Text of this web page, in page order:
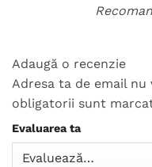
Adaugă o recenzie
Adresa ta de email
obligatorii sunt
Evaluarea ta